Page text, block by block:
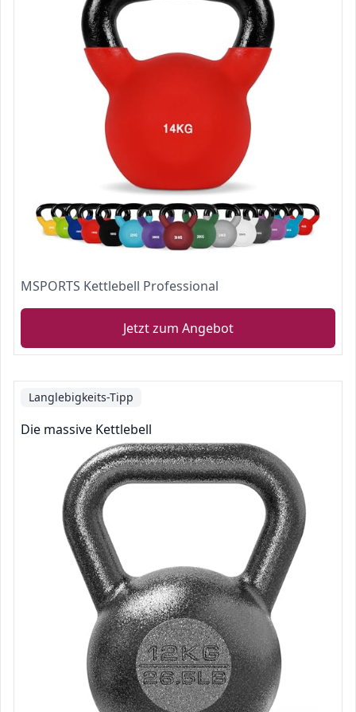
MSPORTS Kettlebell Professional
Jetzt zum Angebot
Langlebigkeits-Tipp
Die massive Kettlebell